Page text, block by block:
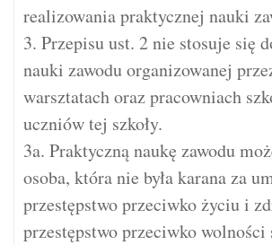
realizowania praktycznej nauki
3. Przepisu ust. 2 nie stosuje się
nauki zawodu organizowanej
warsztatach oraz pracowniach
uczniów tej szkoły.
3a. Praktyczną naukę zawodu
osoba, która nie była karana za
przestępstwo przeciwko życiu i
przestępstwo przeciwko wolności